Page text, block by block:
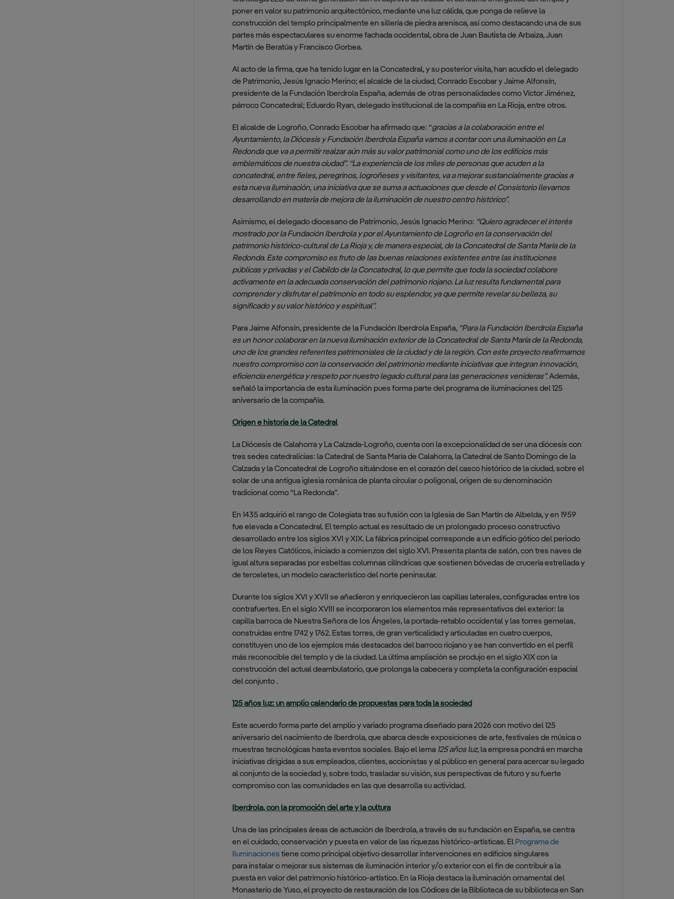
Política contra la
corrupción y el
fraude
Norma para
blanqueo de
capitales y la
financiación del
Albacete
Campo de
Adiestramiento
Retín, Cádiz
Campo de
Maniobras y
Tiro Renedo-
Valladolid
poner en valor su patrimonio arquitectónico, mediante una luz cálida, que ponga de relieve la
construcción del templo principalmente en sillería de piedra arenisca, así como destacando una de sus
partes más espectaculares su enorme fachada occidental, obra de Juan Bautista de Arbaiza, Juan
Martín de Beratúa y Francisco Gorbea.
Al acto de la firma, que ha tenido lugar en la Concatedral, y su posterior visita, han acudido el delegado
de Patrimonio, Jesús Ignacio Merino; el alcalde de la ciudad, Conrado Escobar y Jaime Alfonsín,
presidente de la Fundación Iberdrola España, además de otras personalidades como Víctor Jiménez,
párroco Concatedral; Eduardo Ryan, delegado institucional de la compañía en La Rioja, entre otros.
El alcalde de Logroño, Conrado Escobar ha afirmado que: “gracias a la colaboración entre el
Ayuntamiento, la Diócesis y Fundación Iberdrola España vamos a contar con una iluminación en La
Redonda que va a permitir realzar aún más su valor patrimonial como uno de los edificios más
emblemáticos de nuestra ciudad”. “La experiencia de los miles de personas que acuden a la
concatedral, entre fieles, peregrinos, logroñeses y visitantes, va a mejorar sustancialmente gracias a
esta nueva iluminación, una iniciativa que se suma a actuaciones que desde el Consistorio llevamos
desarrollando en materia de mejora de la iluminación de nuestro centro histórico”.
Asimismo, el delegado diocesano de Patrimonio, Jesús Ignacio Merino: “Quiero agradecer el interés
mostrado por la Fundación Iberdrola y por el Ayuntamiento de Logroño en la conservación del
patrimonio histórico-cultural de La Rioja y, de manera especial, de la Concatedral de Santa María de la
Redonda. Este compromiso es fruto de las buenas relaciones existentes entre las instituciones
públicas y privadas y el Cabildo de la Concatedral, lo que permite que toda la sociedad colabore
activamente en la adecuada conservación del patrimonio riojano. La luz resulta fundamental para
comprender y disfrutar el patrimonio en todo su esplendor, ya que permite revelar su belleza, su
significado y su valor histórico y espiritual”.
Para Jaime Alfonsín, presidente de la Fundación Iberdrola España, “Para la Fundación Iberdrola España
es un honor colaborar en la nueva iluminación exterior de la Concatedral de Santa María de la Redonda,
uno de los grandes referentes patrimoniales de la ciudad y de la región. Con este proyecto reafirmamos
nuestro compromiso con la conservación del patrimonio mediante iniciativas que integran innovación,
eficiencia energética y respeto por nuestro legado cultural para las generaciones venideras”.Además,
señaló la importancia de esta iluminación pues forma parte del programa de iluminaciones del 125
aniversario de la compañía.
Origen e historia de la Catedral
La Diócesis de Calahorra y La Calzada-Logroño, cuenta con la excepcionalidad de ser una diócesis con
tres sedes catedralicias: la Catedral de Santa María de Calahorra, la Catedral de Santo Domingo de la
Calzada y la Concatedral de Logroño situándose en el corazón del casco histórico de la ciudad, sobre el
solar de una antigua iglesia románica de planta circular o poligonal, origen de su denominación
tradicional como “La Redonda”.
En 1435 adquirió el rango de Colegiata tras su fusión con la Iglesia de San Martín de Albelda, y en 1959
fue elevada a Concatedral. El templo actual es resultado de un prolongado proceso constructivo
desarrollado entre los siglos XVI y XIX. La fábrica principal corresponde a un edificio gótico del periodo
de los Reyes Católicos, iniciado a comienzos del siglo XVI. Presenta planta de salón, con tres naves de
igual altura separadas por esbeltas columnas cilíndricas que sostienen bóvedas de crucería estrellada y
de terceletes, un modelo característico del norte peninsular.
Durante los siglos XVI y XVII se añadieron y enriquecieron las capillas laterales, configuradas entre los
contrafuertes. En el siglo XVIII se incorporaron los elementos más representativos del exterior: la
capilla barroca de Nuestra Señora de los Ángeles, la portada-retablo occidental y las torres gemelas,
construidas entre 1742 y 1762. Estas torres, de gran verticalidad y articuladas en cuatro cuerpos,
constituyen uno de los ejemplos más destacados del barroco riojano y se han convertido en el perfil
más reconocible del templo y de la ciudad. La última ampliación se produjo en el siglo XIX con la
construcción del actual deambulatorio, que prolonga la cabecera y completa la configuración espacial
del conjunto .
125 años luz: un amplio calendario de propuestas para toda la sociedad
Este acuerdo forma parte del amplio y variado programa diseñado para 2026 con motivo del 125
aniversario del nacimiento de Iberdrola, que abarca desde exposiciones de arte, festivales de música o
muestras tecnológicas hasta eventos sociales. Bajo el lema 125 años luz, la empresa pondrá en marcha
iniciativas dirigidas a sus empleados, clientes, accionistas y al público en general para acercar su legado
al conjunto de la sociedad y, sobre todo, trasladar su visión, sus perspectivas de futuro y su fuerte
compromiso con las comunidades en las que desarrolla su actividad.
Iberdrola, con la promoción del arte y la cultura
Una de las principales áreas de actuación de Iberdrola, a través de su fundación en España, se centra
en el cuidado, conservación y puesta en valor de las riquezas histórico-artísticas. El Programa de
Iluminaciones tiene como principal objetivo desarrollar intervenciones en edificios singulares
para instalar o mejorar sus sistemas de iluminación interior y/o exterior con el fin de contribuir a la
puesta en valor del patrimonio histórico-artístico. En la Rioja destaca la iluminación ornamental del
Monasterio de Yuso, el proyecto de restauración de los Códices de la Biblioteca de su biblioteca en San